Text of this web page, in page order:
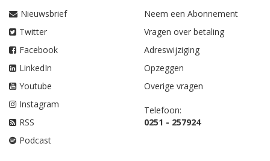
Nieuwsbrief
Twitter
Facebook
LinkedIn
Youtube
Instagram
RSS
Podcast
Neem een Abonnement
Vragen over betaling
Adreswijziging
Opzeggen
Overige vragen
Telefoon:
0251 - 257924